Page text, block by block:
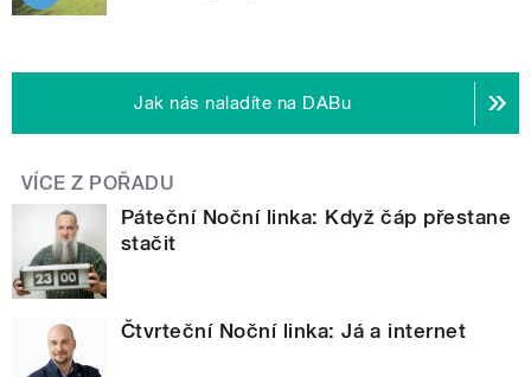
Jak nás naladíte na DABu
VÍCE Z POŘADU
Páteční Noční linka: Když čáp přestane
stačit
Čtvrteční Noční linka: Já a internet